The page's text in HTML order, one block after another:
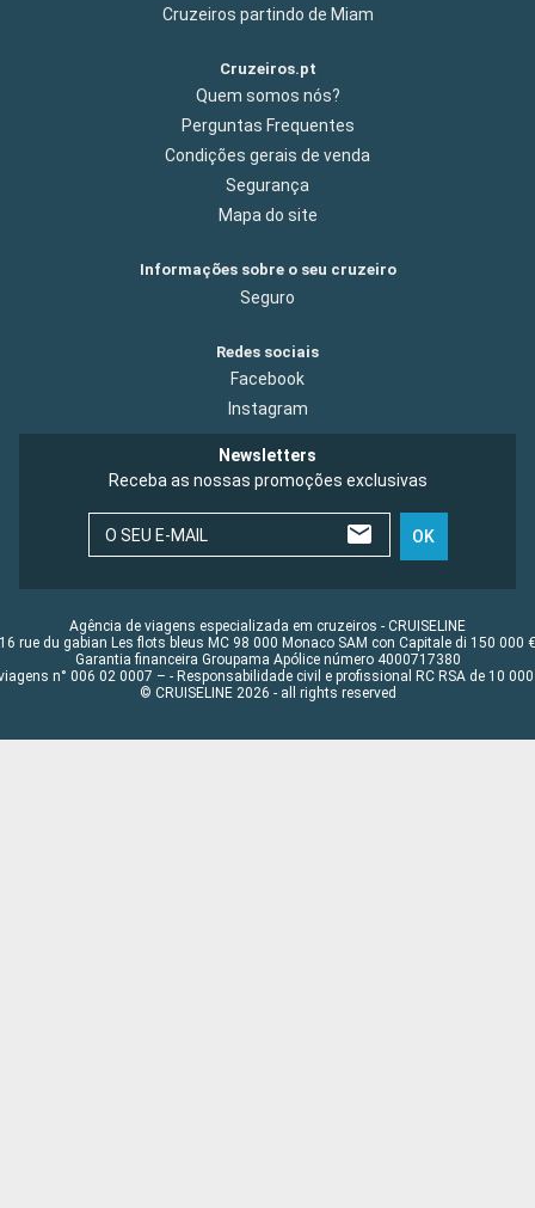
Cruzeiros partindo de Miam
Cruzeiros.pt
Quem somos nós?
Perguntas Frequentes
Condições gerais de venda
Segurança
Mapa do site
Informações sobre o seu cruzeiro
Seguro
Redes sociais
Facebook
Instagram
Newsletters
Receba as nossas promoções exclusivas
O SEU E-MAIL OK
Agência de viagens especializada em cruzeiros - CRUISELINE
16 rue du gabian Les flots bleus MC 98 000 Monaco SAM con Capitale di 150 000 €
Garantia financeira Groupama Apólice número 4000717380
n° 006 02 0007 – - Responsabilidade civil e profissional RC RSA de 10 000
© CRUISELINE 2026 - all rights reserved